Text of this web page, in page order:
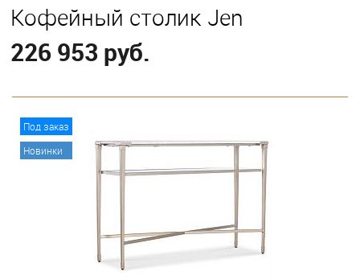
Кофейный столик Jen
226 953 руб.
Под заказ
Новинки